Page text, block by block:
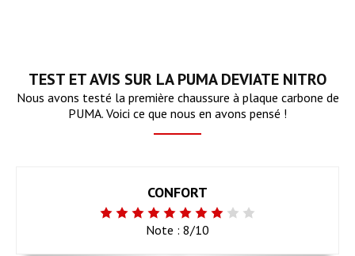
TEST ET AVIS SUR LA PUMA DEVIATE NITRO
Nous avons testé la première chaussure à plaque carbone de
PUMA. Voici ce que nous en avons pensé !
CONFORT
Note : 8/10